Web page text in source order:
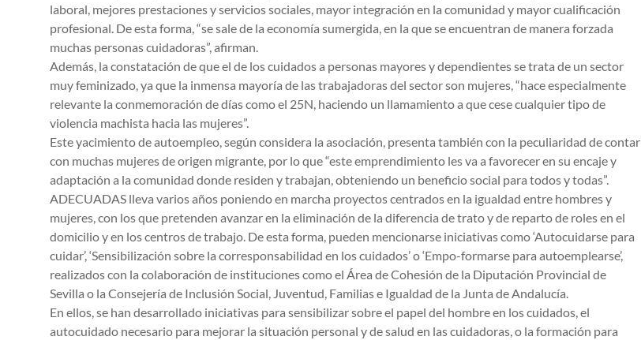
laboral, mejores prestaciones y servicios sociales, mayor integración en la comunidad y mayor cualificación
profesional. De esta forma, “se sale de la economía sumergida, en la que se encuentran de manera forzada
muchas personas cuidadoras”, afirman.
Además, la constatación de que el de los cuidados a personas mayores y dependientes se trata de un sector
muy feminizado, ya que la inmensa mayoría de las trabajadoras del sector son mujeres, “hace especialmente
relevante la conmemoración de días como el 25N, haciendo un llamamiento a que cese cualquier tipo de
violencia machista hacia las mujeres”.
Este yacimiento de autoempleo, según considera la asociación, presenta también con la peculiaridad de contar
con muchas mujeres de origen migrante, por lo que “este emprendimiento les va a favorecer en su encaje y
adaptación a la comunidad donde residen y trabajan, obteniendo un beneficio social para todos y todas”.
ADECUADAS lleva varios años poniendo en marcha proyectos centrados en la igualdad entre hombres y
mujeres, con los que pretenden avanzar en la eliminación de la diferencia de trato y de reparto de roles en el
domicilio y en los centros de trabajo. De esta forma, pueden mencionarse iniciativas como ‘Autocuidarse para
cuidar’, ‘Sensibilización sobre la corresponsabilidad en los cuidados’ o ‘Empo-formarse para autoemplearse’,
realizados con la colaboración de instituciones como el Área de Cohesión de la Diputación Provincial de
Sevilla o la Consejería de Inclusión Social, Juventud, Familias e Igualdad de la Junta de Andalucía.
En ellos, se han desarrollado iniciativas para sensibilizar sobre el papel del hombre en los cuidados, el
autocuidado necesario para mejorar la situación personal y de salud en las cuidadoras, o la formación para